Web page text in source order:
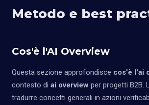
Metodo e best
Cos'è l'AI Overview
Questa sezione approfondisce cos'è l'ai
contesto di ai overview per progetti B2B.
tradurre concetti generali in azioni